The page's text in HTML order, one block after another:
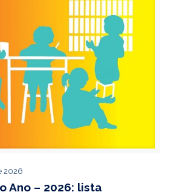
2026
Ano – 2026: lista